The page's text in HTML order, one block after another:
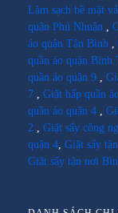
Làm sạch bề mặt
quận Phú Nhuận ,
áo quận Tân Bình ,
quần áo quận Bình
quần áo quận 9 ,
7 , Giặt hấp quần
quần áo quận 4 ,
2 , Giặt sấy công
quận 4, Giặt sấy
Giặt sấy tận nơi